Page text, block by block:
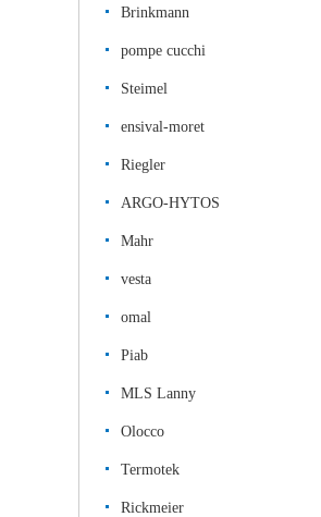
Brinkmann
pompe cucchi
Steimel
ensival-moret
Riegler
ARGO-HYTOS
Mahr
vesta
omal
Piab
MLS Lanny
Olocco
Termotek
Rickmeier